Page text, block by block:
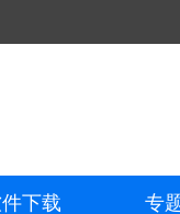
下载 专